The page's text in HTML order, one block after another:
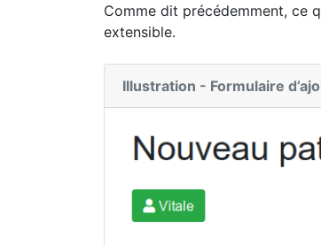
Comme dit précédemment, ce
extensible.
Illustration - Formulaire